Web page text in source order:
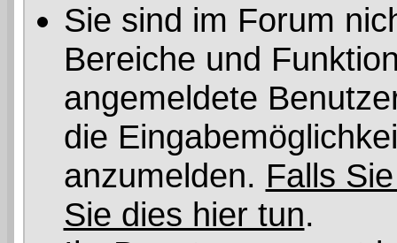
Sie sind im Forum
Bereiche und
angemeldete
die
anzumelden. Falls
Sie dies hier tun.